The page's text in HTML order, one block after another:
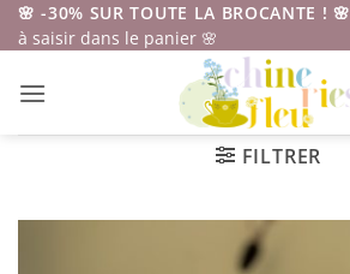
Passer
au
🌸 -30% SUR TOUTE LA BROCANTE ! 🌸
à saisir dans le panier 🌸
FILTRER